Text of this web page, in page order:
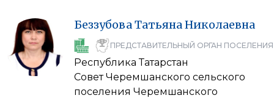
БеззубоваТатьянаНиколаевна
ПРЕДСТАВИТЕЛЬНЫЙ ОРГАН ПОСЕЛЕНИЯ
Республика Татарстан
Совет Черемшанского сельского
поселения Черемшанского